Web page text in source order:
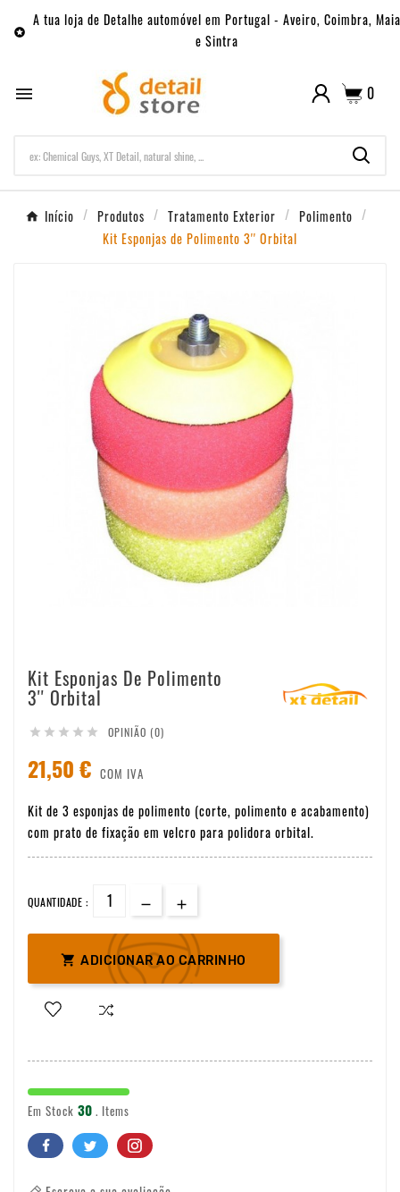

A tua loja de Detalhe automóvel em Portugal - Aveiro, Coimbra, Maia
e Sintra
 0
Início Produtos Tratamento Exterior
Polimento
Kit Esponjas de Polimento 3'' Orbital
Kit Esponjas De Polimento
3'' Orbital
     OPINIÃO (0)
21,50 € COM IVA
Kit de 3 esponjas de polimento (corte, polimento e acabamento)
com prato de fixação em velcro para polidora orbital.
QUANTIDADE :
 ADICIONAR AO CARRINHO
Em Stock 30 . Items